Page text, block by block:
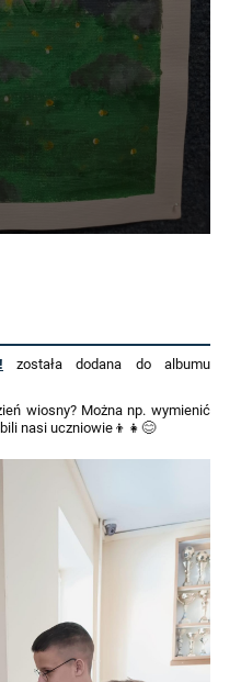
została dodana do albumu
wiosny? Można np. wymienić
nasi uczniowie👦👧😊